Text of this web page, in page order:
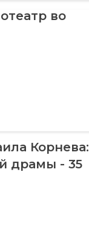
во
Корнева:
драмы - 35